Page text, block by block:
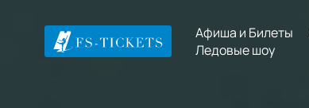
Афиша и Билеты
Ледовые шоу